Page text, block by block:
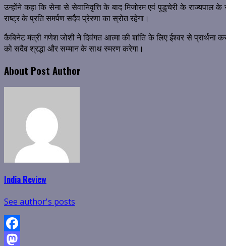
उन्होंने कहा कि सेना से सेवानिवृत्ति के बाद मिजोरम एवं पुडुचेरी के राज्यपाल
राष्ट्र के प्रति समर्पण सदैव प्रेरणा का स्रोत रहेगा।
कैबिनेट मंत्री गणेश जोशी ने दिवंगत आत्मा की शांति के लिए ईश्वर से
को सदैव श्रद्धा और सम्मान के साथ स्मरण करेगा।
About Post Author
India Review
See author's posts
Facebook